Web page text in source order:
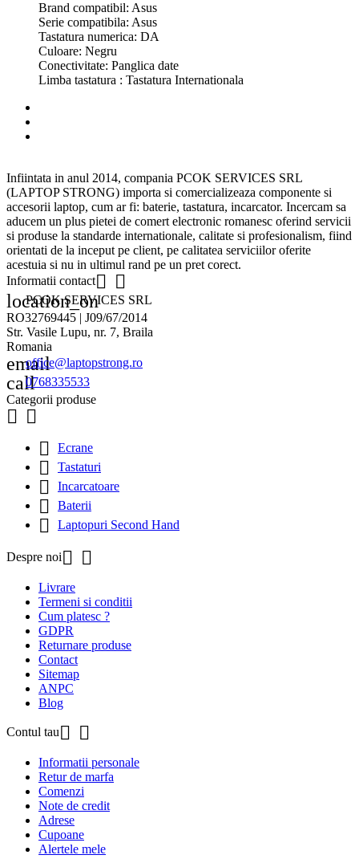
Brand compatibil: Asus
Serie compatibila: Asus
Tastatura numerica: DA
Culoare: Negru
Conectivitate: Panglica date
Limba tastatura : Tastatura Internationala
Infiintata in anul 2014, compania PCOK SERVICES SRL
(LAPTOP STRONG) importa si comercializeaza componente si
accesorii laptop, cum ar fi: baterie, tastatura, incarcator. Incercam sa
aducem un plus pietei de comert electronic romanesc oferind servicii
si produse la standarde internationale, calitate si profesionalism, fiind
orientati de la inceput pe client, pe calitatea serviciilor oferite
acestuia si nu in ultimul rand pe un pret corect.
Informatii contact

location_on
PCOK SERVICES SRL
RO32769445 | J09/67/2014
Str. Vasile Lupu, nr. 7, Braila
Romania
email
office@laptopstrong.ro
call0768335533
Categorii produse



Ecrane
 Tastaturi
 Incarcatoare
 Baterii
 Laptopuri Second Hand
Despre noi  
Livrare
Termeni si conditii
Cum platesc ?
GDPR
Returnare produse
Contact
Sitemap
ANPC
Blog
Contul tau  
Informatii personale
Retur de marfa
Comenzi
Note de credit
Adrese
Cupoane
Alertele mele